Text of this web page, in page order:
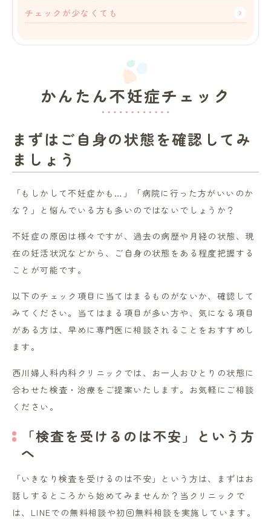
チェックが少なくても
かんたん不妊症チェック
まずはご自身の状態を確認してみ
ましょう
「もしかして不妊症かも…」「病院に行った方がいいのか
な？」と悩んでいる方も多いのではないでしょうか？
不妊症の原因は様々ですが、過去の病歴や月経の状態、現
在の妊活状況などから、ご自身の状態をある程度把握する
ことが可能です。
以下のチェック項目に当てはまるものがないか、確認して
みてください。当てはまる項目が多い方や、気になる項目
がある方は、早めに専門医に相談されることをおすすめし
ます。
西川婦人科内科クリニックでは、お一人おひとりの状態に
合わせた検査・治療をご提案いたします。お気軽にご相談
ください。
「検査を受けるのは不安」という方
へ
「いきなり検査を受けるのは不安」という方は、まずはお
話しするところから始めてみませんか？当クリニックで
は、LINEでの無料相談や初回無料相談を実施しています。